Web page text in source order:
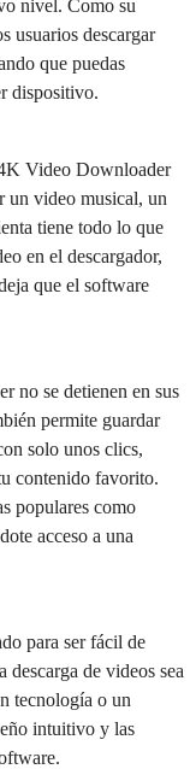
nivel. Como su
usuarios descargar
que puedas
dispositivo.
Video Downloader
un video musical, un
tiene todo lo que
en el descargador,
que el software
no se detienen en sus
permite guardar
solo unos clics,
contenido favorito.
populares como
acceso a una
para ser fácil de
descarga de videos sea
tecnología o un
intuitivo y las